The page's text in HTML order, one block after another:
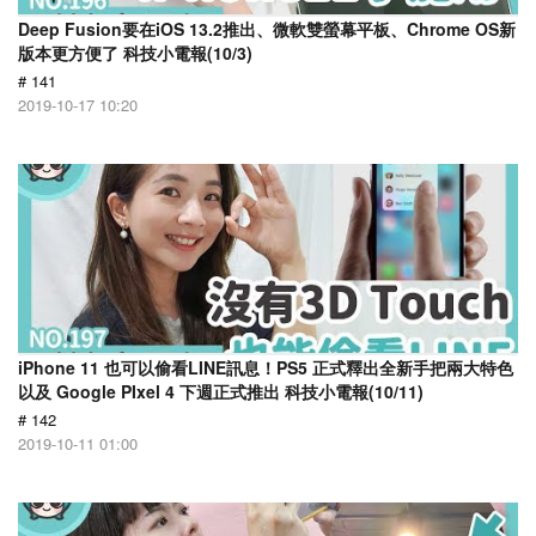
Deep Fusion要在iOS 13.2推出、微軟雙螢幕平板、Chrome OS新
版本更方便了 科技小電報(10/3)
# 141
2019-10-17 10:20
iPhone 11 也可以偷看LINE訊息！PS5 正式釋出全新手把兩大特色
以及 Google PIxel 4 下週正式推出 科技小電報(10/11)
# 142
2019-10-11 01:00